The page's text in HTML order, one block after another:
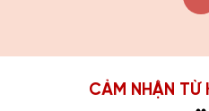
CẢM NHẬN TỪ